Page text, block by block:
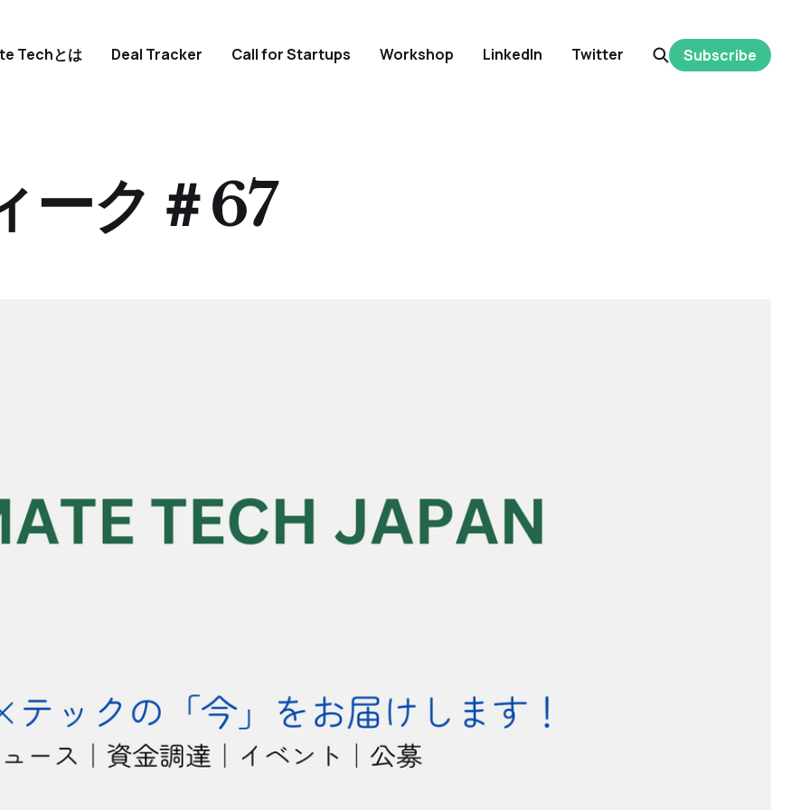
Techとは Deal Tracker Call for Startups Workshop LinkedIn Twitter Subscribe
ーク＃67